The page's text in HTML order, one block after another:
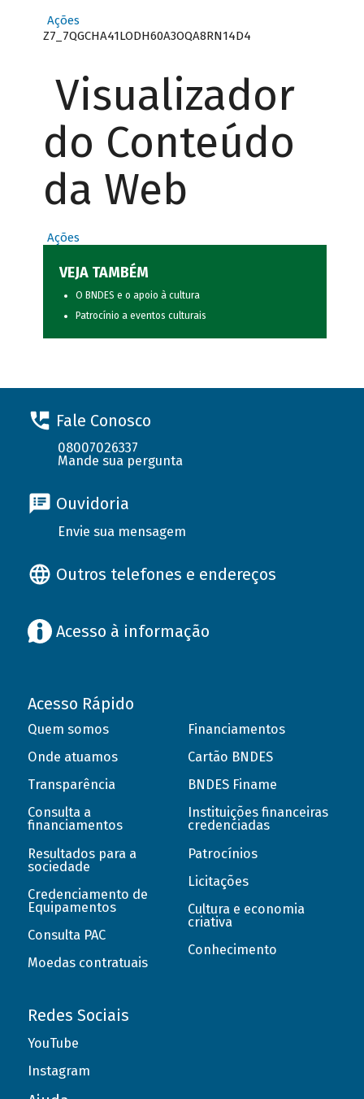
Ações
Z7_7QGCHA41LODH60A3OQA8RN14D4
Visualizador
do Conteúdo
da Web
Ações
VEJA TAMBÉM
O BNDES e o apoio à cultura
Patrocínio a eventos culturais
Fale Conosco
08007026337
Mande sua pergunta
Ouvidoria
Envie sua mensagem
Outros telefones e endereços
Acesso à informação
Acesso Rápido
Quem somos
Onde atuamos
Transparência
Consulta a
financiamentos
Resultados para a
sociedade
Credenciamento de
Equipamentos
Consulta PAC
Moedas contratuais
Financiamentos
Cartão BNDES
BNDES Finame
Instituições financeiras
credenciadas
Patrocínios
Licitações
Cultura e economia
criativa
Conhecimento
Redes Sociais
YouTube
Instagram